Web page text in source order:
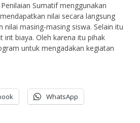
Sumatif menggunakan
nilai secara langsung
nilai masing-masing siswa. Selain itu
irit biaya. Oleh karena itu pihak
untuk mengadakan kegiatan
WhatsApp